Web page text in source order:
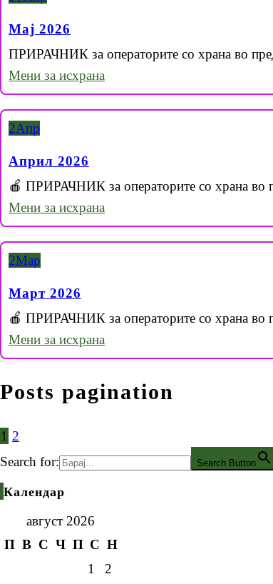
Мај 2026
ПРИРАЧНИК за операторите со храна во
Мени за исхрана
2Апр
Април 2026
🍎 ПРИРАЧНИК за операторите со храна во
Мени за исхрана
2Мар
Март 2026
🍎 ПРИРАЧНИК за операторите со храна во
Мени за исхрана
Posts pagination
1 2
Search for:
Search Button
Календар
август 2026
П В С Ч П С Н
1
2